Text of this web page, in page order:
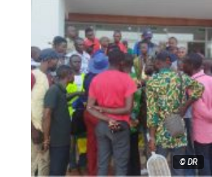
© DR